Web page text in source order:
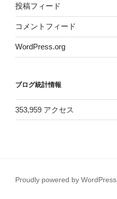
投稿フィード
コメントフィード
WordPress.org
ブログ統計情報
353,959 アクセス
Proudly powered by WordPress